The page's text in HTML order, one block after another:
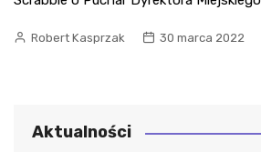
Robert Kasprzak 30 marca 2022
Aktualności